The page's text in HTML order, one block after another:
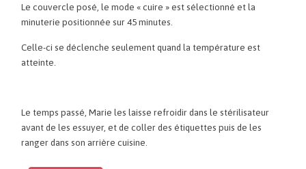
Le couvercle posé, le mode « cuire » est sélectionné et la
minuterie positionnée sur 45 minutes.
Celle-ci se déclenche seulement quand la température est
atteinte.
Le temps passé, Marie les laisse refroidir dans le stérilisateur
avant de les essuyer, et de coller des étiquettes puis de les
ranger dans son arrière cuisine.